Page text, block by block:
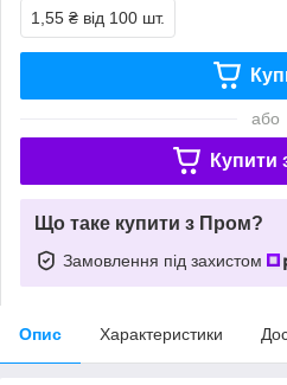
1,55 ₴ від 100 шт.
або
Купити
Що таке купити з Пром?
Замовлення під захистом
Опис Характеристики